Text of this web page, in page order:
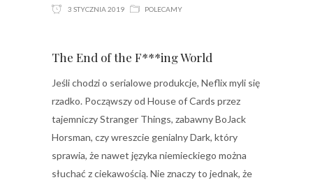
3 STYCZNIA 2019 POLECAMY
The End of the F***ing World
Jeśli chodzi o serialowe produkcje, Neflix myli się
rzadko. Począwszy od House of Cards przez
tajemniczy Stranger Things, zabawny BoJack
Horsman, czy wreszcie genialny Dark, który
sprawia, że nawet języka niemieckiego można
słuchać z ciekawością. Nie znaczy to jednak, że